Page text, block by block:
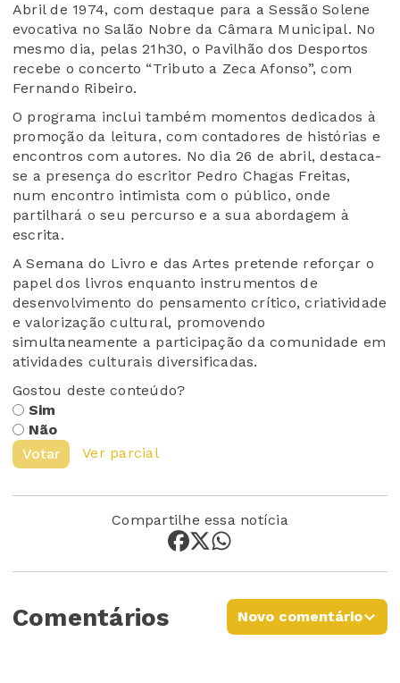
Abril de 1974, com destaque para a Sessão Solene
evocativa no Salão Nobre da Câmara Municipal. No
mesmo dia, pelas 21h30, o Pavilhão dos Desportos
recebe o concerto “Tributo a Zeca Afonso”, com
Fernando Ribeiro.
O programa inclui também momentos dedicados à
promoção da leitura, com contadores de histórias e
encontros com autores. No dia 26 de abril, destaca-
se a presença do escritor Pedro Chagas Freitas,
num encontro intimista com o público, onde
partilhará o seu percurso e a sua abordagem à
escrita.
A Semana do Livro e das Artes pretende reforçar o
papel dos livros enquanto instrumentos de
desenvolvimento do pensamento crítico, criatividade
e valorização cultural, promovendo
simultaneamente a participação da comunidade em
atividades culturais diversificadas.
Gostou deste conteúdo?
Sim
Não
Votar
Ver parcial
Compartilhe essa notícia
Comentários Novo comentário